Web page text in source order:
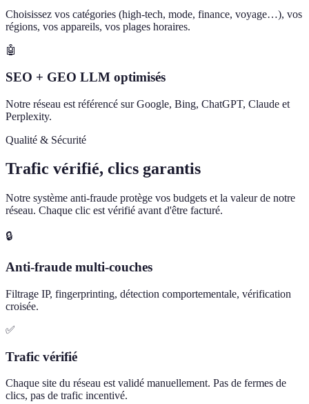
Choisissez vos catégories (high-tech, mode, finance, voyage…), vos
régions, vos appareils, vos plages horaires.
🤖
SEO + GEO LLM optimisés
Notre réseau est référencé sur Google, Bing, ChatGPT, Claude et
Perplexity.
Qualité & Sécurité
Trafic vérifié, clics garantis
Notre système anti-fraude protège vos budgets et la valeur de notre
réseau. Chaque clic est vérifié avant d'être facturé.
🔒
Anti-fraude multi-couches
Filtrage IP, fingerprinting, détection comportementale, vérification
croisée.
✅
Trafic vérifié
Chaque site du réseau est validé manuellement. Pas de fermes de
clics, pas de trafic incentivé.